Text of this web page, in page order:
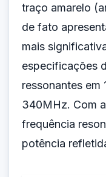
traço amarelo
de fato
mais
especificações
ressonantes em
340MHz. Com
frequência
potência